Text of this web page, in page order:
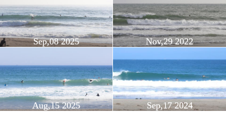
Sep,08 2025 Nov,29 2022
Aug,15 2025 Sep,17 2024